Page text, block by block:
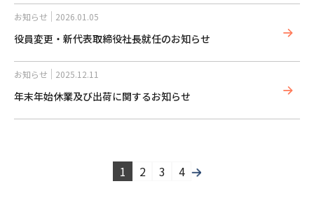
お知らせ 2026.01.05
役員変更・新代表取締役社長就任のお知らせ
お知らせ 2025.12.11
年末年始休業及び出荷に関するお知らせ
1 2 3 4